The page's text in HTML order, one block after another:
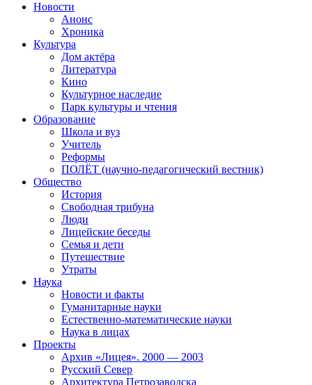
Новости
Анонс
Хроника
Культура
Дом актёра
Литература
Кино
Культурное наследие
Парк культуры и чтения
Образование
Школа и вуз
Учитель
Реформы
ПОЛЁТ (научно-педагогический вестник)
Общество
История
Свободная трибуна
Люди
Лицейские беседы
Семья и дети
Путешествие
Утраты
Наука
Новости и факты
Гуманитарные науки
Естественно-математические науки
Наука в лицах
Проекты
Архив «Лицея». 2000 — 2003
Русский Север
Архитектура Петрозаводска